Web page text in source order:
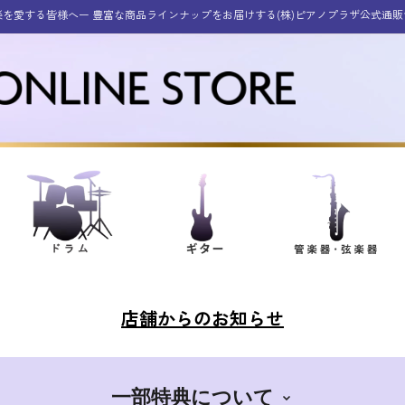
愛する皆様へー 豊富な商品ラインナップをお届けする(株)ピアノプラザ公式通
店舗からのお知らせ
一部特典について